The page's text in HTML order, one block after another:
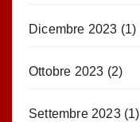
Dicembre 2023 (1)
Ottobre 2023 (2)
Settembre 2023(1)